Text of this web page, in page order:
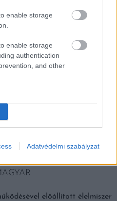
enable storage
enable storage
authentication
and other
Adatvédelmi szabályzat
előállított élelmiszer